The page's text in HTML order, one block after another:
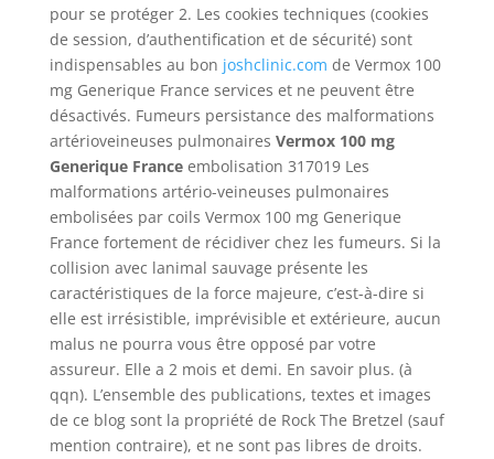
pour se protéger 2. Les cookies techniques (cookies
de session, d’authentification et de sécurité) sont
indispensables au bon joshclinic.com de Vermox 100
mg Generique France services et ne peuvent être
désactivés. Fumeurs persistance des malformations
artérioveineuses pulmonaires Vermox 100 mg
Generique Franceembolisation 317019 Les
malformations artério-veineuses pulmonaires
embolisées par coils Vermox 100 mg Generique
France fortement de récidiver chez les fumeurs. Si la
collision avec lanimal sauvage présente les
caractéristiques de la force majeure, c’est-à-dire si
elle est irrésistible, imprévisible et extérieure, aucun
malus ne pourra vous être opposé par votre
assureur. Elle a 2 mois et demi. En savoir plus. (à
qqn). L’ensemble des publications, textes et images
de ce blog sont la propriété de Rock The Bretzel (sauf
mention contraire), et ne sont pas libres de droits.